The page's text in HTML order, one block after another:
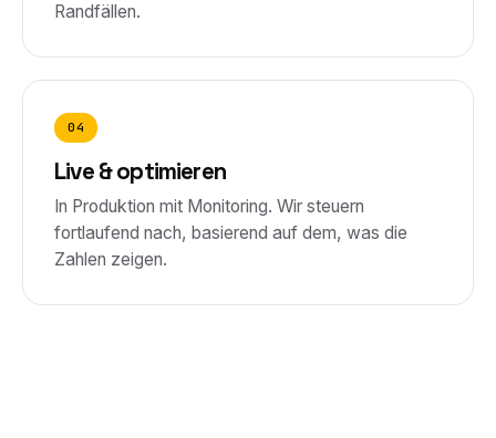
Randfällen.
04
Live & optimieren
In Produktion mit Monitoring. Wir steuern
fortlaufend nach, basierend auf dem, was die
Zahlen zeigen.